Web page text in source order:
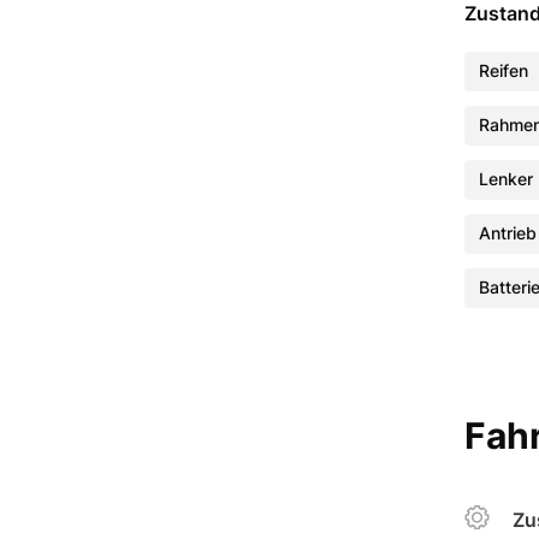
Reifen
Lenker
Antrieb
Batterie